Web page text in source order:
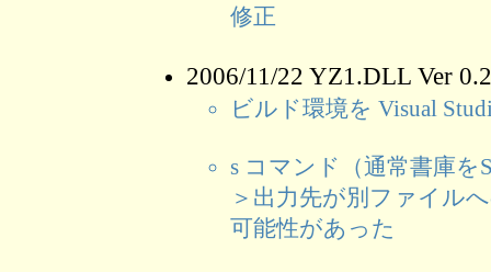
修正
2006/11/22 YZ1.DLL Ver
ビルド環境を Visual
s コマンド（通常書庫
＞出力先が別ファイル
可能性があった